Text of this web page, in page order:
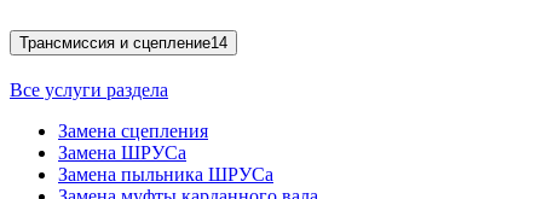
Трансмиссия и сцепление14
Все услуги раздела
Замена сцепления
Замена ШРУСа
Замена пыльника ШРУСа